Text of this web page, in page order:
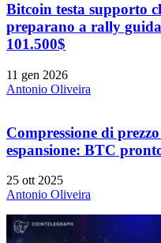
Bitcoin testa supporto
preparano a rally
101.500$
11 gen 2026
Antonio Oliveira
Compressione di
espansione: BTC
25 ott 2025
Antonio Oliveira